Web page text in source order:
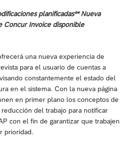
planificadas** Nueva
Concur Invoice disponible
una nueva experiencia de
para el usuario de cuentas a
constantemente el estado del
en el sistema. Con la nueva página
en primer plano los conceptos de
del trabajo para notificar
con el fin de garantizar que trabajen
prioridad.